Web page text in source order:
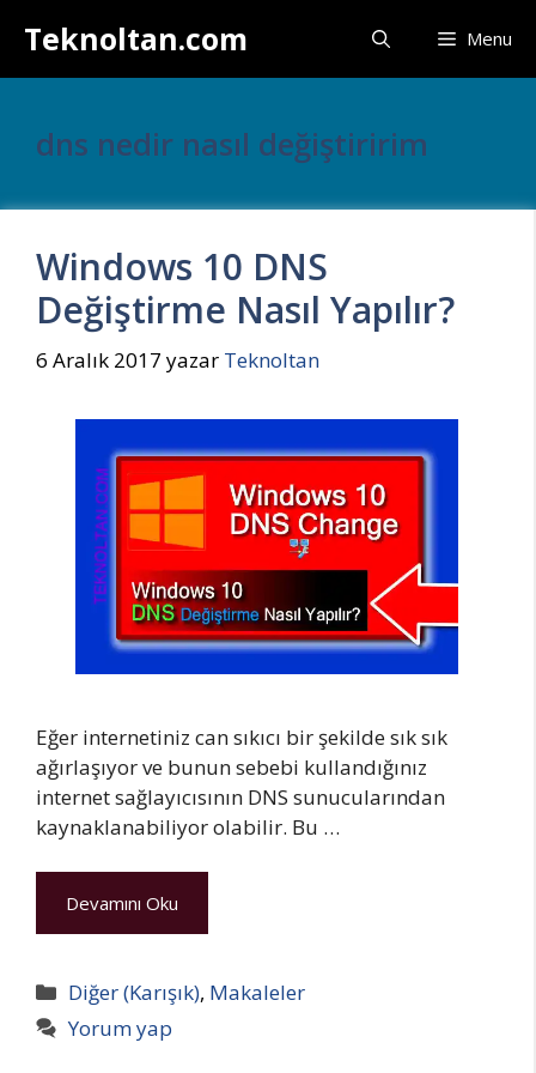
atlaTeknoltan.com Menu
dns nedir nasıl değiştiririm
Windows 10 DNS
Değiştirme Nasıl Yapılır?
6 Aralık 2017 yazar Teknoltan
Eğer internetiniz can sıkıcı bir şekilde sık sık
ağırlaşıyor ve bunun sebebi kullandığınız
internet sağlayıcısının DNS sunucularından
kaynaklanabiliyor olabilir. Bu …
Devamını Oku
Kategoriler
Diğer (Karışık), Makaleler
Yorum yap